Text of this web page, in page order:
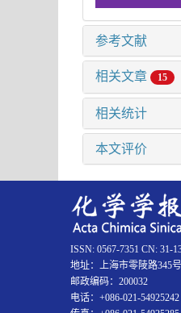
参考文献
相关文章 15
相关统计
本文评价
ISSN: 0567-7351 CN: 31-
地址：上海市零陵路345号
邮政编码：200032
电话：+086-021-54925242